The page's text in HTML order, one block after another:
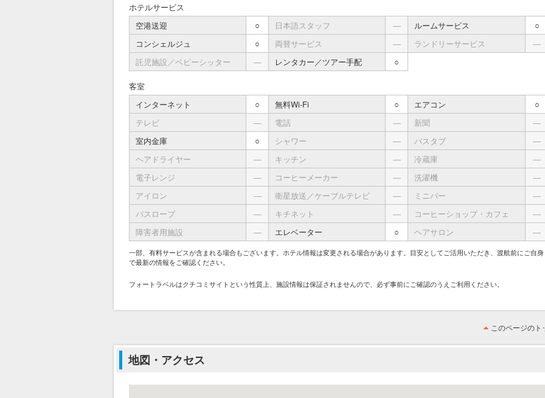
ホテルサービス
空港送迎
○ 日本語スタッフ ― ルームサービス
○
コンシェルジュ
○ 両替サービス ― ランドリーサービス
―
託児施設／ベビーシッター
― レンタカー／ツアー手配 ○
客室
インターネット
○ 無料Wi-Fi ○ エアコン
○
テレビ
― 電話 ― 新聞
―
室内金庫
○ シャワー ― バスタブ
―
ヘアドライヤー
― キッチン ― 冷蔵庫
―
電子レンジ
― コーヒーメーカー ― 洗濯機
―
アイロン
― 衛星放送／ケーブルテレビ ― ミニバー
―
バスローブ
― キチネット ― コーヒーショップ・カフェ
―
障害者用施設
― エレベーター ○ ヘアサロン ―
一部、有料サービスが含まれる場合もございます。ホテル情報は変更される場合があります。目安としてご活用いただき、渡航前にご自身
で最新の情報をご確認ください。
フォートラベルはクチコミサイトという性質上、施設情報は保証されませんので、必ず事前にご確認のうえご利用ください。
このページのト
地図・アクセス